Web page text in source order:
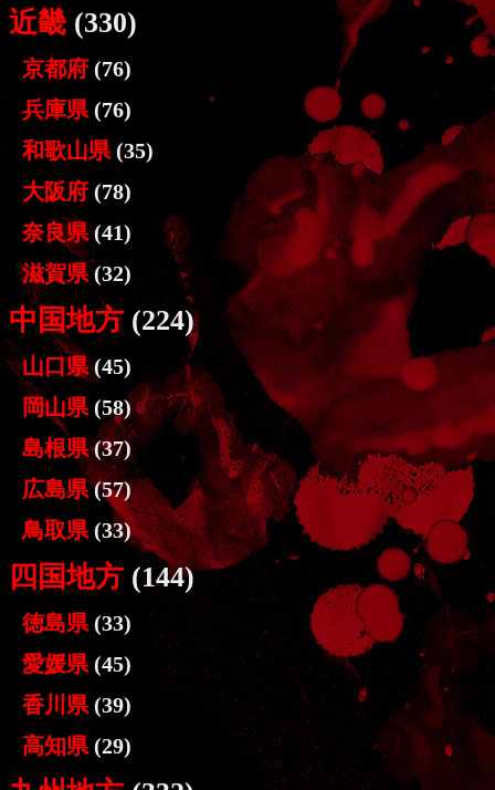
近畿 (330)
京都府 (76)
兵庫県 (76)
和歌山県 (35)
大阪府 (78)
奈良県(41)
滋賀県(32)
中国地方 (224)
山口県(45)
岡山県 (58)
島根県(37)
広島県(57)
鳥取県 (33)
四国地方 (144)
徳島県 (33)
愛媛県 (45)
香川県 (39)
高知県 (29)